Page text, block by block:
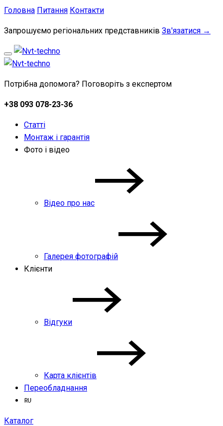
Головна Питання Контакти
Запрошуємо регіональних представників Зв'язатися →
Потрібна допомога? Поговоріть з експертом
+38 093 078-23-36
Статті
Монтаж і гарантія
Фото і відео
Відео про нас
Галерея фотографій
Клієнти
Відгуки
Карта клієнтів
Переобладнання
Каталог